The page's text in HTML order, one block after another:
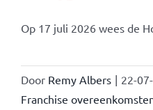
Op 17 juli 2026 wees de
Door Remy Albers | 22-
Franchise